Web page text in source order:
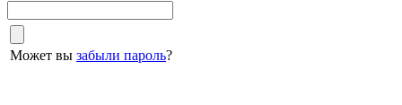
Может вы забыли пароль?